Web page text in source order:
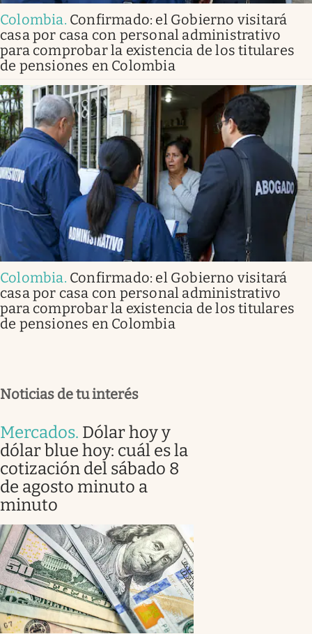
Colombia. Confirmado: el Gobierno visitará
casa por casa con personal administrativo
para comprobar la existencia de los titulares
de pensiones en Colombia
Colombia. Confirmado: el Gobierno visitará
casa por casa con personal administrativo
para comprobar la existencia de los titulares
de pensiones en Colombia
Noticias de tu interés
Mercados. Dólar hoy y
dólar blue hoy: cuál es la
cotización del sábado 8
de agosto minuto a
minuto